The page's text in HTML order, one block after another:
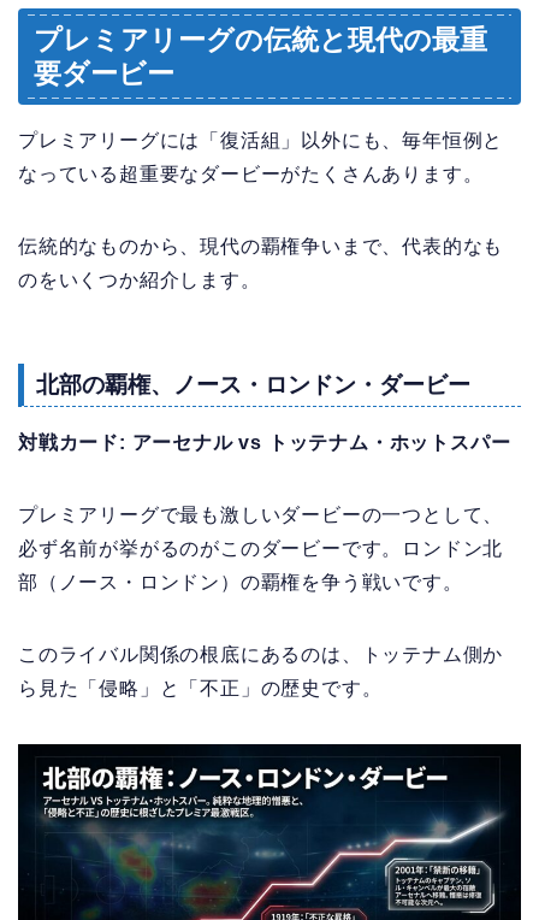
プレミアリーグの伝統と現代の最重
要ダービー
プレミアリーグには「復活組」以外にも、毎年恒例と
なっている超重要なダービーがたくさんあります。
伝統的なものから、現代の覇権争いまで、代表的なも
のをいくつか紹介します。
北部の覇権、ノース・ロンドン・ダービー
対戦カード: アーセナル vs トッテナム・ホットスパー
プレミアリーグで最も激しいダービーの一つとして、
必ず名前が挙がるのがこのダービーです。ロンドン北
部（ノース・ロンドン）の覇権を争う戦いです。
このライバル関係の根底にあるのは、トッテナム側か
ら見た「侵略」と「不正」の歴史です。